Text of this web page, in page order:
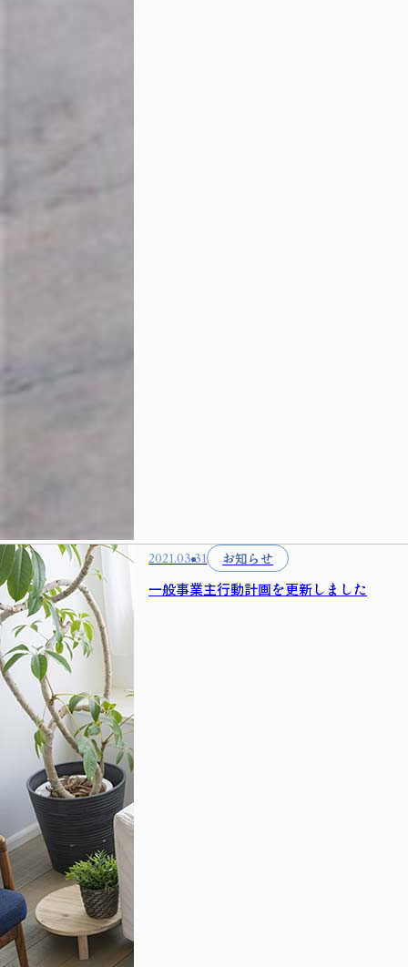
2021.03.31 お知らせ
一般事業主行動計画を更新しました